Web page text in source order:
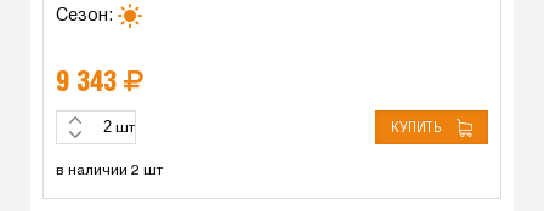
Сезон:
9 343
шт КУПИТЬ
в наличии 2 шт